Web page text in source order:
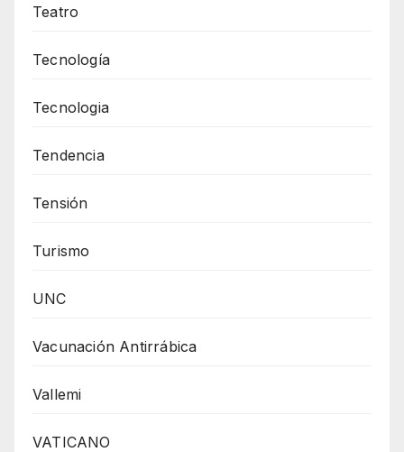
Teatro
Tecnología
Tecnologia
Tendencia
Tensión
Turismo
UNC
Vacunación Antirrábica
Vallemi
VATICANO